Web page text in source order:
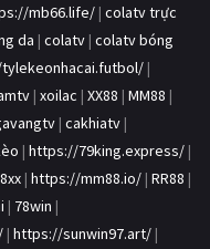
mb66.life/ | colatv trực
da | colatv | colatv bóng
|
| xoilac | XX88 | MM88 |
| cakhiatv |
| https://79king.express/ |
8xx | https://mm88.io/ | RR88 |
| 78win |
| https://sunwin97.art/ |